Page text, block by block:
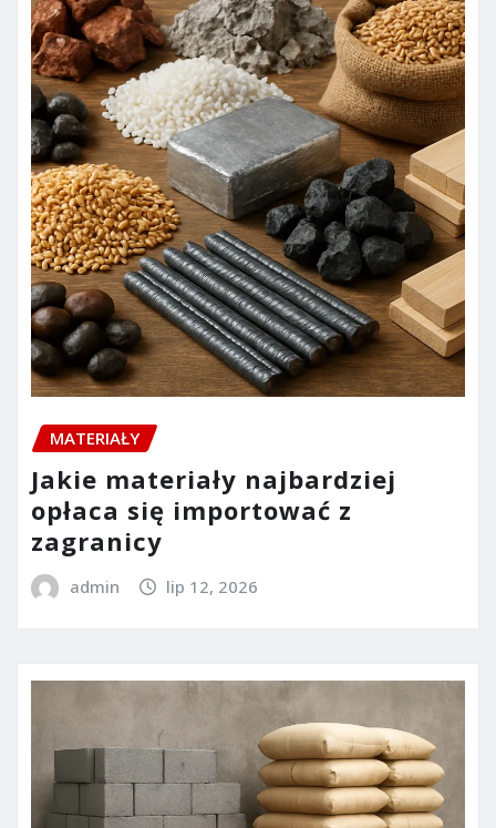
MATERIAŁY
Jakie materiały najbardziej
opłaca się importować z
zagranicy
admin lip 12, 2026